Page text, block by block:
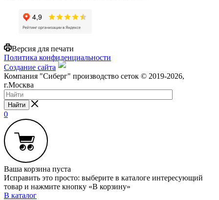
Версия для печати
Политика конфиденциальности
Создание сайта
Компания "Сиберг" производство сеток © 2019-2026,
г.Москва
Найти
0
Ваша корзина пуста
Исправить это просто: выберите в каталоге интересующий
товар и нажмите кнопку «В корзину»
В каталог